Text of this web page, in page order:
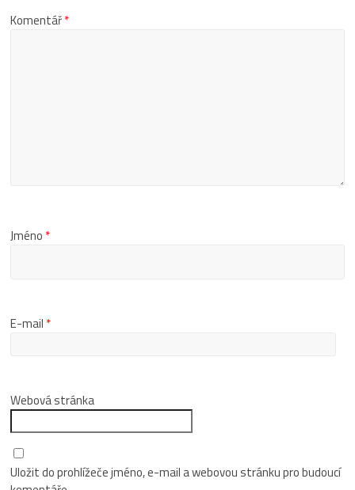
Komentář*
Jméno *
E-mail *
Webová stránka
Uložit do prohlížeče jméno, e-mail a webovou stránku pro budoucí